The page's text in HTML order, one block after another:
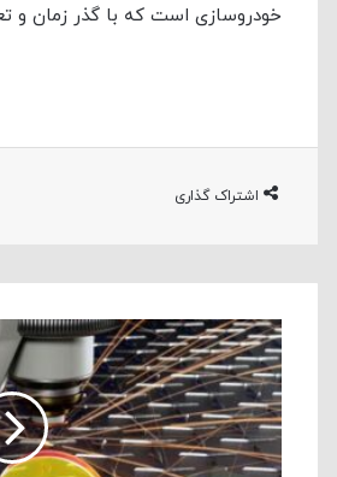
خودروسازی است که با گذر زمان و
اشتراک گذاری